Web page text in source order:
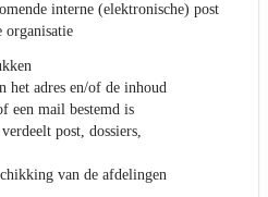
interne (elektronische) post
organisatie
het adres en/of de inhoud
een mail bestemd is
post, dossiers,
van de afdelingen